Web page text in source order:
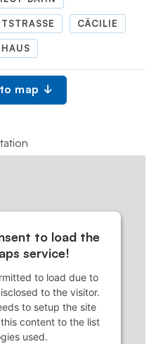
CÄCILIE
map
to load the
service!
to load due to
to the visitor.
to setup the site
content to the list
used.